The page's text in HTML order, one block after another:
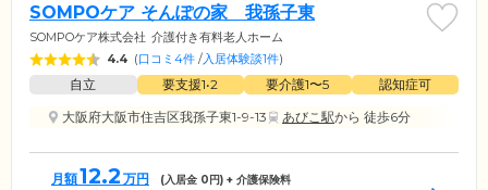
SOMPOケア そんぽの家 我孫子東
SOMPOケア株式会社 介護付き有料老人ホーム
4.4 (口コミ4件 /入居体験談1件)
自立 要支援1•2 要介護1〜5
認知症可
大阪府大阪市住吉区我孫子東1-9-13
あびこ駅から 徒歩6分
月額12.2 万円 (入居金 0円) + 介護保険料